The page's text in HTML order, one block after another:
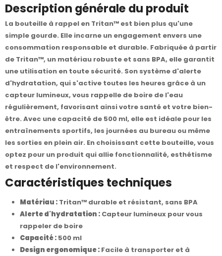
Description générale du produit
La bouteille à rappel en Tritan™ est bien plus qu'une
simple gourde. Elle incarne un engagement envers une
consommation responsable et durable. Fabriquée à partir
de Tritan™, un matériau robuste et sans BPA, elle garantit
une utilisation en toute sécurité. Son système d'alerte
d'hydratation, qui s'active toutes les heures grâce à un
capteur lumineux, vous rappelle de boire de l'eau
régulièrement, favorisant ainsi votre santé et votre bien-
être. Avec une capacité de 500 ml, elle est idéale pour les
entraînements sportifs, les journées au bureau ou même
les sorties en plein air. En choisissant cette bouteille, vous
optez pour un produit qui allie fonctionnalité, esthétisme
et respect de l'environnement.
Caractéristiques techniques
Matériau : Tritan™ durable et résistant, sans BPA
Alerte d'hydratation : Capteur lumineux pour vous
rappeler de boire
Capacité : 500 ml
Design ergonomique : Facile à transporter et à